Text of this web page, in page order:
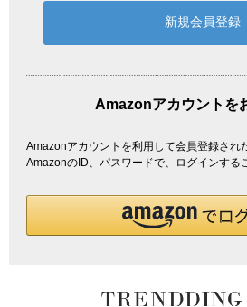
Amazonアカウントを
Amazonアカウントを利用して会員登録され
AmazonのID、パスワードで、ログインする